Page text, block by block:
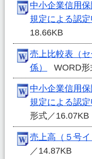
中小企業信用
規定による認
18.66KB
売上比較表（
係）
WORD
中小企業信用
規定による認
形式／16.07KB
売上高（５号
／14.87KB